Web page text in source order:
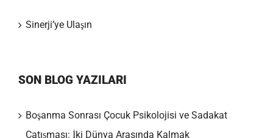
Sinerji’ye Ulaşın
SON BLOG YAZILARI
Boşanma Sonrası Çocuk Psikolojisi ve Sadakat
Çatışması: İki Dünya Arasında Kalmak